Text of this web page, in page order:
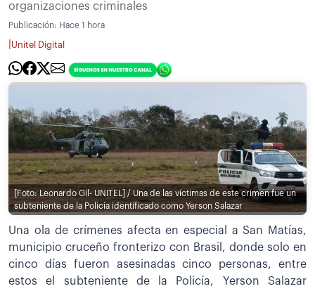
organizaciones criminales
Publicación: Hace 1 hora
Unitel Digital
[Foto: Leonardo Gil- UNITEL] / Una de las víctimas de este crimen fue un
subteniente de la Policía identificado como Yerson Salazar
Una ola de crímenes afecta en especial a San Matías,
municipio cruceño fronterizo con Brasil, donde solo en
cinco días fueron asesinadas cinco personas, entre
estos el subteniente de la Policía, Yerson Salazar